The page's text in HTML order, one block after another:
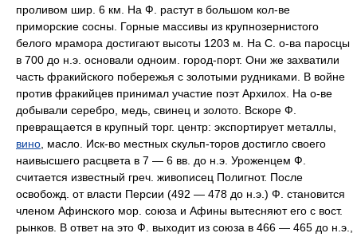
проливом шир. 6 км. На Ф. растут в большом кол-ве
приморские сосны. Горные массивы из крупнозернистого
белого мрамора достигают высоты 1203 м. На С. о-ва паросцы
в 700 до н.э. основали одноим. город-порт. Они же захватили
часть фракийского побережья с золотыми рудниками. В войне
против фракийцев принимал участие поэт Архилох. На о-ве
добывали серебро, медь, свинец и золото. Вскоре Ф.
превращается в крупный торг. центр: экспортирует металлы,
вино , масло. Иск-во местных скульп-торов достигло своего
наивысшего расцвета в 7 — 6 вв. до н.э. Уроженцем Ф.
считается известный греч. живописец Полигнот. После
освобожд. от власти Персии (492 — 478 до н.э.) Ф. становится
членом Афинского мор. союза и Афины вытесняют его с вост.
рынков. В ответ на это Ф. выходит из союза в 466 — 465 до н.э.,